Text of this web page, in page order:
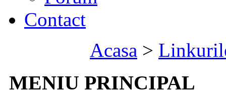
Contact
Acasa >
MENIU PRINCIPAL